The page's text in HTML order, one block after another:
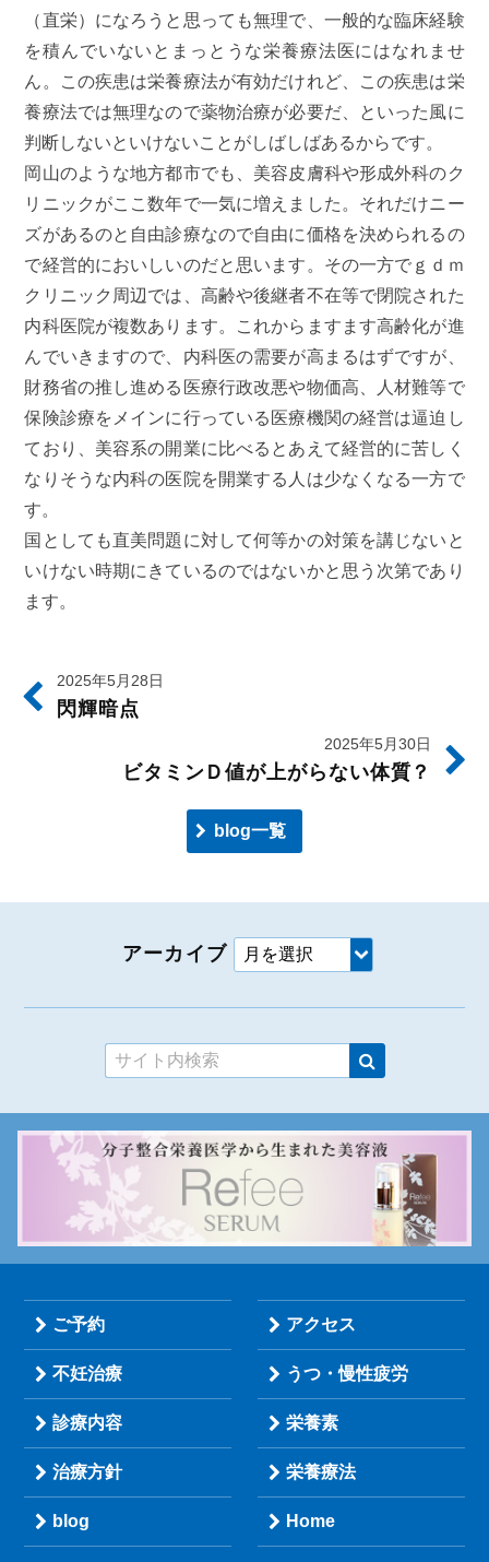
（直栄）になろうと思っても無理で、一般的な臨床経験
を積んでいないとまっとうな栄養療法医にはなれませ
ん。この疾患は栄養療法が有効だけれど、この疾患は栄
養療法では無理なので薬物治療が必要だ、といった風に
判断しないといけないことがしばしばあるからです。
岡山のような地方都市でも、美容皮膚科や形成外科のク
リニックがここ数年で一気に増えました。それだけニー
ズがあるのと自由診療なので自由に価格を決められるの
で経営的においしいのだと思います。その一方でｇｄｍ
クリニック周辺では、高齢や後継者不在等で閉院された
内科医院が複数あります。これからますます高齢化が進
んでいきますので、内科医の需要が高まるはずですが、
財務省の推し進める医療行政改悪や物価高、人材難等で
保険診療をメインに行っている医療機関の経営は逼迫し
ており、美容系の開業に比べるとあえて経営的に苦しく
なりそうな内科の医院を開業する人は少なくなる一方で
す。
国としても直美問題に対して何等かの対策を講じないと
いけない時期にきているのではないかと思う次第であり
ます。
2025年5月28日
閃輝暗点
2025年5月30日
ビタミンＤ値が上がらない体質？
blog一覧
アーカイブ
ご予約 アクセス
不妊治療 うつ・慢性疲労
診療内容 栄養素
治療方針 栄養療法
blog Home